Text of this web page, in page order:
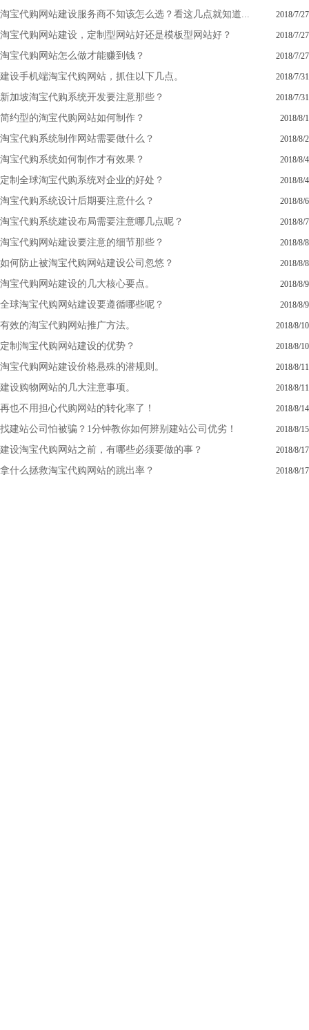
淘宝代购网站建设服务商不知该怎么选？看这几点就知道... 2018/7/27
淘宝代购网站建设，定制型网站好还是模板型网站好？ 2018/7/27
淘宝代购网站怎么做才能赚到钱？ 2018/7/27
建设手机端淘宝代购网站，抓住以下几点。 2018/7/31
新加坡淘宝代购系统开发要注意那些？ 2018/7/31
简约型的淘宝代购网站如何制作？ 2018/8/1
淘宝代购系统制作网站需要做什么？ 2018/8/2
淘宝代购系统如何制作才有效果？ 2018/8/4
定制全球淘宝代购系统对企业的好处？ 2018/8/4
淘宝代购系统设计后期要注意什么？ 2018/8/6
淘宝代购系统建设布局需要注意哪几点呢？ 2018/8/7
淘宝代购网站建设要注意的细节那些？ 2018/8/8
如何防止被淘宝代购网站建设公司忽悠？ 2018/8/8
淘宝代购网站建设的几大核心要点。 2018/8/9
全球淘宝代购网站建设要遵循哪些呢？ 2018/8/9
有效的淘宝代购网站推广方法。 2018/8/10
定制淘宝代购网站建设的优势？ 2018/8/10
淘宝代购网站建设价格悬殊的潜规则。 2018/8/11
建设购物网站的几大注意事项。 2018/8/11
再也不用担心代购网站的转化率了！ 2018/8/14
找建站公司怕被骗？1分钟教你如何辨别建站公司优劣！ 2018/8/15
建设淘宝代购网站之前，有哪些必须要做的事？ 2018/8/17
拿什么拯救淘宝代购网站的跳出率？ 2018/8/17